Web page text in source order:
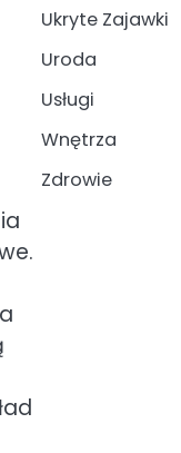
Ukryte Zajawki
Uroda
Usługi
Wnętrza
Zdrowie